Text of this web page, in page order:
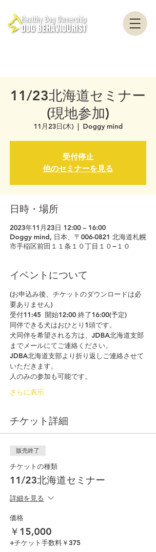
11/23北海道セミナー
(現地参加)
11月23日(木)
  |
Doggy mind
受付停止
他のセミナーを見る
日時・場所
2023年11月23日 12:00 – 16:00
Doggy mind, 日本、〒006-0821 北海道札幌
市手稲区前田１１条１０丁目１０−１０
イベントについて
(お申込み後、チケットのダウンロードは必
要ありません)
受付11:45  開始12:00 終了16:00(予定)
同伴できる犬はおひとり1頭です。
犬同伴を希望される方は、JDBA北海道支部
までメールにてご連絡ください。
JDBA北海道支部より折り返しご連絡させて
いただきます。
人のみの参加も可能です。
さらに表示
チケット詳細
販売終了
チケットの種類
11/23北海道セミナー
詳細を見る
価格
￥15,000
+チケット手数料￥375